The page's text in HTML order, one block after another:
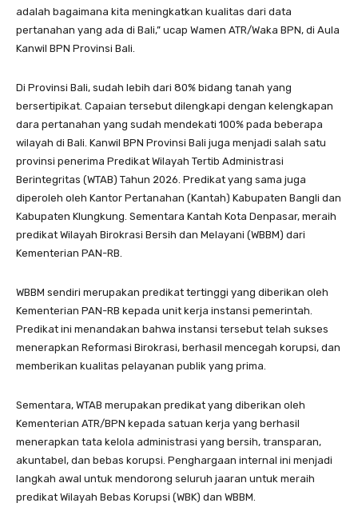
adalah bagaimana kita meningkatkan kualitas dari data
pertanahan yang ada di Bali,” ucap Wamen ATR/Waka BPN, di Aula
Kanwil BPN Provinsi Bali.
Di Provinsi Bali, sudah lebih dari 80% bidang tanah yang
bersertipikat. Capaian tersebut dilengkapi dengan kelengkapan
dara pertanahan yang sudah mendekati 100% pada beberapa
wilayah di Bali. Kanwil BPN Provinsi Bali juga menjadi salah satu
provinsi penerima Predikat Wilayah Tertib Administrasi
Berintegritas (WTAB) Tahun 2026. Predikat yang sama juga
diperoleh oleh Kantor Pertanahan (Kantah) Kabupaten Bangli dan
Kabupaten Klungkung. Sementara Kantah Kota Denpasar, meraih
predikat Wilayah Birokrasi Bersih dan Melayani (WBBM) dari
Kementerian PAN-RB.
WBBM sendiri merupakan predikat tertinggi yang diberikan oleh
Kementerian PAN-RB kepada unit kerja instansi pemerintah.
Predikat ini menandakan bahwa instansi tersebut telah sukses
menerapkan Reformasi Birokrasi, berhasil mencegah korupsi, dan
memberikan kualitas pelayanan publik yang prima.
Sementara, WTAB merupakan predikat yang diberikan oleh
Kementerian ATR/BPN kepada satuan kerja yang berhasil
menerapkan tata kelola administrasi yang bersih, transparan,
akuntabel, dan bebas korupsi. Penghargaan internal ini menjadi
langkah awal untuk mendorong seluruh jaaran untuk meraih
predikat Wilayah Bebas Korupsi (WBK) dan WBBM.